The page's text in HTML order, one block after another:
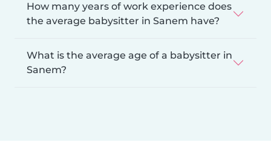
How many years of work experience does
the average babysitter in Sanem have?
What is the average age of a babysitter in
Sanem?